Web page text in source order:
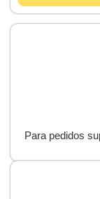
Para pedidos